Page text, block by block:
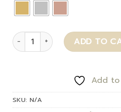
Rinlisa quantity ADD TO
Add
SKU: N/A